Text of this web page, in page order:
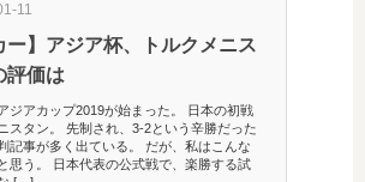
11
ー】アジア杯、トルクメニス
評価は
ジアカップ2019が始まった。 日本の初戦
スタン。 先制され、3-2という辛勝だった
記事が多く出ている。 だが、私はこんな
思う。 日本代表の公式戦で、楽勝する試